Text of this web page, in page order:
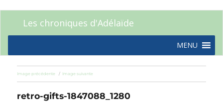
Les chroniques d'Adélaïde
MENU
Image précédente Image suivante
retro-gifts-1847088_1280